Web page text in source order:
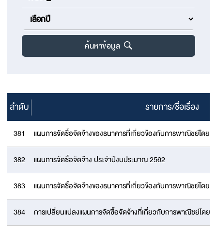
ค้นหาข้อมูล
ลำดับ รายการ/ชื่อเรื่อง
381 แผนการจัดซื้อจัดจ้างของธนาคารที่เกี่ยวข้องกับการพาณิชย์โดยต
382 แผนการจัดซื้อจัดจ้าง ประจำปีงบประมาณ 2562
383 แผนการจัดซื้อจัดจ้างของธนาคารที่เกี่ยวข้องกับการพาณิชย์โดยต
384 การเปลี่ยนแปลงแผนการจัดซื้อจัดจ้างที่เกี่ยวกับการพาณิชย์โดย